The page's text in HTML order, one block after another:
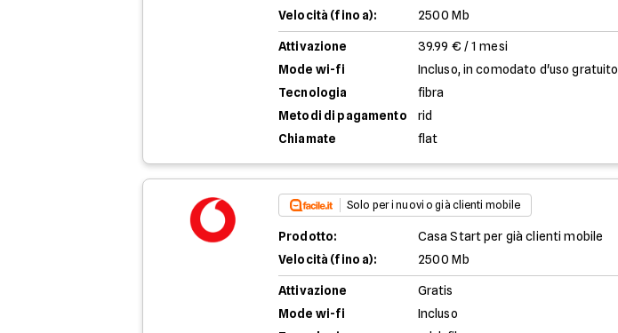
Velocità (fino a):
2500 Mb
Attivazione
39.99 € / 1 mesi
Mode wi-fi
Incluso, in comodato d'uso gratuito
Tecnologia
fibra
Metodi di pagamento
rid
Chiamate
flat
Solo per i nuovi o già clienti mobile
Prodotto:
Casa Start per già clienti mobile
Velocità (fino a):
2500 Mb
Attivazione
Gratis
Mode wi-fi
Incluso